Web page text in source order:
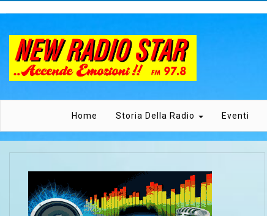
Home Storia Della Radio Eventi